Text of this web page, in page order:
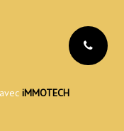
iMMOTECH